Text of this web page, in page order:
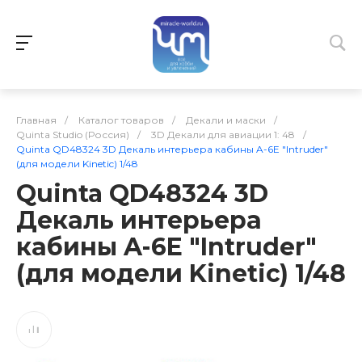
Главная / Каталог товаров / Декали и маски
/
Quinta Studio (Россия)
/ 3D Декали для авиации 1: 48
/
Quinta QD48324 3D Декаль интерьера кабины A-6E "Intruder"
(для модели Kinetic) 1/48
Quinta QD48324 3D
Декаль интерьера
кабины A-6E "Intruder"
(для модели Kinetic) 1/48